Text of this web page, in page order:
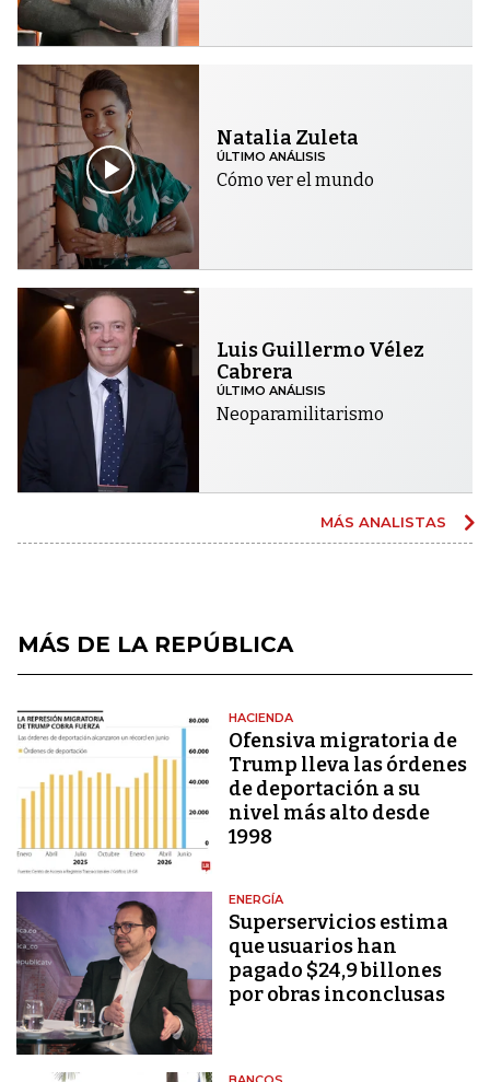
Natalia Zuleta
ÚLTIMO ANÁLISIS
Cómo ver el mundo
Luis Guillermo Vélez
Cabrera
ÚLTIMO ANÁLISIS
Neoparamilitarismo
MÁS ANALISTAS
MÁS DE LA REPÚBLICA
HACIENDA
Ofensiva migratoria de
Trump lleva las órdenes
de deportación a su
nivel más alto desde
1998
ENERGÍA
Superservicios estima
que usuarios han
pagado $24,9 billones
por obras inconclusas